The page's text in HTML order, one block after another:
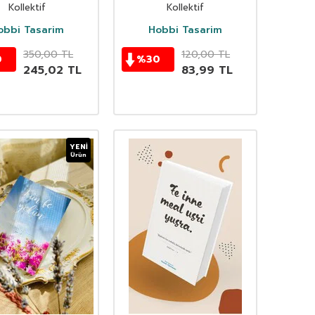
Allah Bizimle
Kollektif
Tasarim
350,00TL
245,02 TL
Kollektif
Hobbi Tasarim
%30 120,00TL
83,99 TL
YENI
Ürün